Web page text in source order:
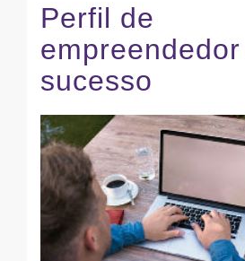
Perfil de
sucesso